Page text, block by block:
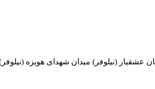
عشقیار (نیلوفر) میدان شهدای هویزه